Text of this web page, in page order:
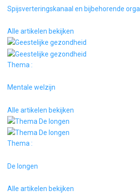
Spijsverteringskanaal en bijbehorende orga
Alle artikelen bekijken
Thema :
Mentale welzijn
Alle artikelen bekijken
Thema :
De longen
Alle artikelen bekijken